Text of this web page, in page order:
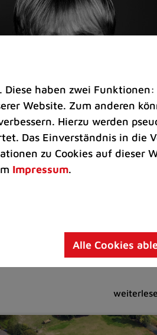
Ansgar Brinkmann
Diese haben zwei
Website. Zum anderen
Hierzu werden
Das Einverständnis in die
zu Cookies auf dieser
Impressum.
Alle Cookies